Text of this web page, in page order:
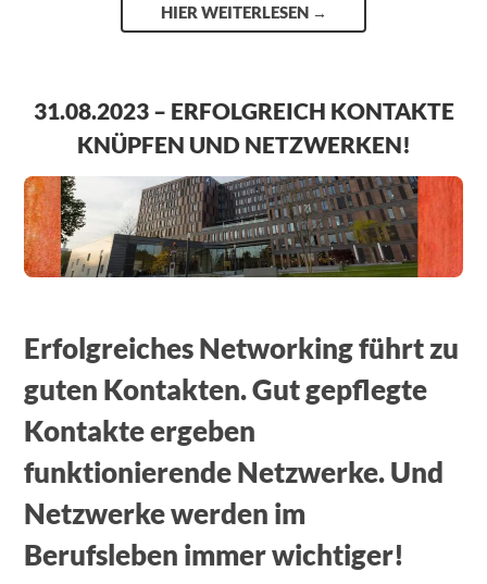
HIER WEITERLESEN →
31.08.2023 – ERFOLGREICH KONTAKTE
KNÜPFEN UND NETZWERKEN!
Erfolgreiches Networking führt zu
guten Kontakten. Gut gepflegte
Kontakte ergeben
funktionierende Netzwerke. Und
Netzwerke werden im
Berufsleben immer wichtiger!